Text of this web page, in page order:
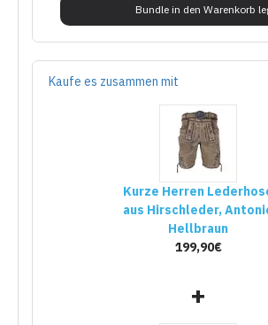
Bundle in den Warenkorb
Kaufe es zusammen mit
Kurze Herren
aus Hirschleder,
Hellbraun
199,90€
+